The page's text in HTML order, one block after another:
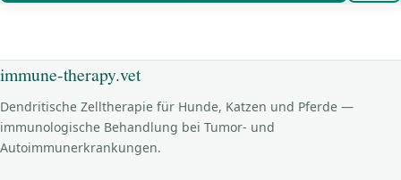
immune-therapy.vet
Dendritische Zelltherapie für Hunde, Katzen und Pferde —
immunologische Behandlung bei Tumor- und
Autoimmunerkrankungen.